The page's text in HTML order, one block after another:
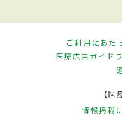
ご利用にあた
医療広告ガイド
【医
情報掲載